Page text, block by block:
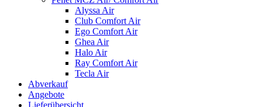
Alyssa Air
Club Comfort Air
Ego Comfort Air
Ghea Air
Halo Air
Ray Comfort Air
Tecla Air
Abverkauf
Angebote
Lieferübersicht